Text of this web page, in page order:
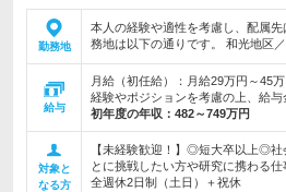
勤務地
本人の経験や適性を考慮し、配属
務地は以下の通りです。 和光地区
給与
月給（初任給）：月給29万円～45
経験やポジションを考慮の上、給与
初年度の年収： 482～749万円
対象と
なる方
【未経験歓迎！】◎短大卒以上◎
とに挑戦したい方や研究に携わる
全週休2日制（土日）＋祝休